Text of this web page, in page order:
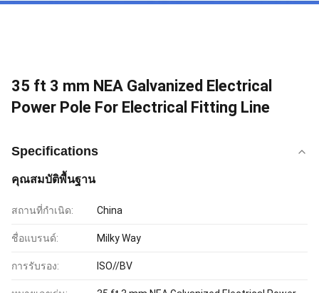
35 ft 3 mm NEA Galvanized Electrical
Power Pole For Electrical Fitting Line
Specifications
คุณสมบัติพื้นฐาน
สถานที่กำเนิด: China
ชื่อแบรนด์: Milky Way
การรับรอง: ISO//BV